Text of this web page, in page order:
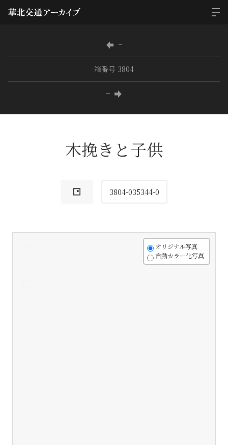
−
箱番号 3804
−
木挽きと子供
3804-035344-0
オリジナル写真
自動カラー化写真